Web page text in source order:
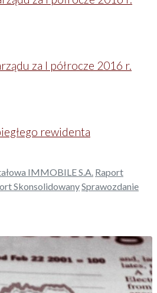
za I półrocze 2016 r.
rewidenta
IMMOBILE S.A. Raport
SkonsolidowanySprawozdanie